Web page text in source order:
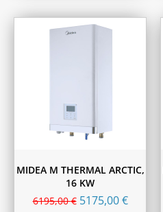
MIDEA M THERMAL ARCTIC,
16 KW
6195,00€ 5175,00€